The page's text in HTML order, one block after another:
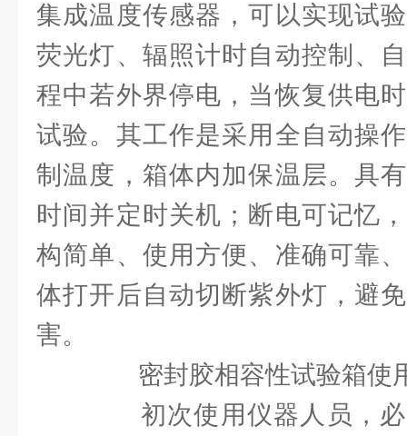
集成温度传感器，可以实现试
荧光灯、辐照计时自动控制、
程中若外界停电，当恢复供电
试验。其工作是采用全自动操
制温度，箱体内加保温层。具
时间并定时关机；断电可记忆
构简单、使用方便、准确可靠
体打开后自动切断紫外灯，避
害。
密封胶相容性试验箱使
初次使用仪器人员，必